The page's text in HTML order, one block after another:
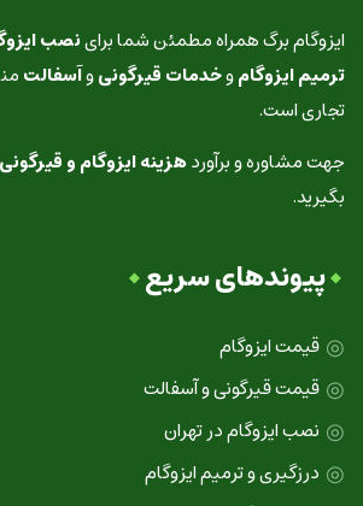
ایزوگام برگ همراه مطمئن شما براینصب
ترمیم ایزوگاموخدمات قیرگونیوآسفالت
تجاری است.
جهت مشاوره و برآوردهزینه ایزوگام و
بگیرید.
پیوندهای سریع
قیمت ایزوگام
قیمت قیرگونی و آسفالت
نصب ایزوگام در تهران
درزگیری و ترمیم ایزوگام